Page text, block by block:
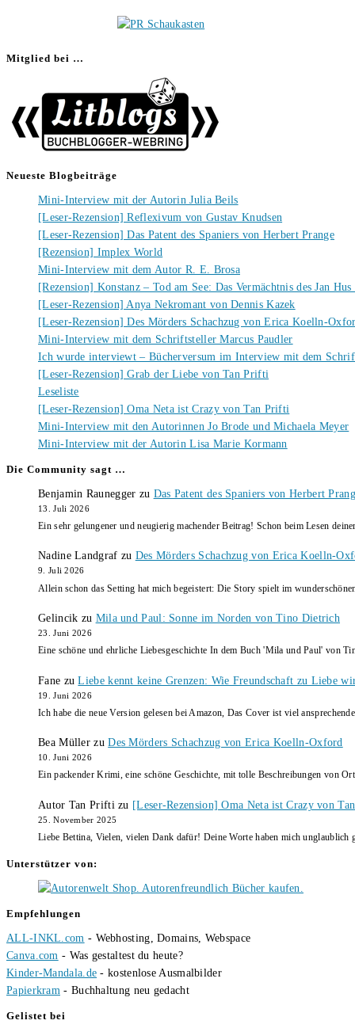
Mitglied bei …
Neueste Blogbeiträge
Mini-Interview mit der Autorin Julia Beils
[Leser-Rezension] Reflexivum von Gustav Knudsen
[Leser-Rezension] Das Patent des Spaniers von Herbert Prange
[Rezension] Implex World
Mini-Interview mit dem Autor R. E. Brosa
[Rezension] Konstanz – Tod am See: Das Vermächtnis des Jan
[Leser-Rezension] Anya Nekromant von Dennis Kazek
[Leser-Rezension] Des Mörders Schachzug von Erica Koelln-
Mini-Interview mit dem Schriftsteller Marcus Paudler
Ich wurde interviewt – Bücherversum im Interview mit dem
[Leser-Rezension] Grab der Liebe von Tan Prifti
Leseliste
[Leser-Rezension] Oma Neta ist Crazy von Tan Prifti
Mini-Interview mit den Autorinnen Jo Brode und Michaela Meyer
Mini-Interview mit der Autorin Lisa Marie Kormann
Die Community sagt …
Benjamin Raunegger zu Das Patent des Spaniers von Herbert
13. Juli 2026
Ein sehr gelungener und neugierig machender Beitrag! Schon beim Lesen
Nadine Landgraf zu Des Mörders Schachzug von Erica Koelln-
9. Juli 2026
Allein schon das Setting hat mich begeistert: Die Story spielt im
Gelincik zu Mila und Paul: Sonne im Norden von Tino Dietrich
23. Juni 2026
Eine schöne und ehrliche Liebesgeschichte In dem Buch 'Mila und Paul' von
Fane zuLiebe kennt keine Grenzen: Wie Freundschaft zu Liebe
19. Juni 2026
Ich habe die neue Version gelesen bei Amazon, Das Cover ist viel
Bea Müller zuDes Mörders Schachzug von Erica Koelln-Oxford
10. Juni 2026
Ein packender Krimi, eine schöne Geschichte, mit tolle Beschreibungen von
Autor Tan Prifti zu [Leser-Rezension] Oma Neta ist Crazy von
25. November 2025
Liebe Bettina, Vielen, vielen Dank dafür! Deine Worte haben mich unglaublich
Unterstützer von:
Empfehlungen
ALL-INKL.com - Webhosting, Domains, Webspace
Canva.com - Was gestaltest du heute?
Kinder-Mandala.de - kostenlose Ausmalbilder
Papierkram - Buchhaltung neu gedacht
Gelistet bei